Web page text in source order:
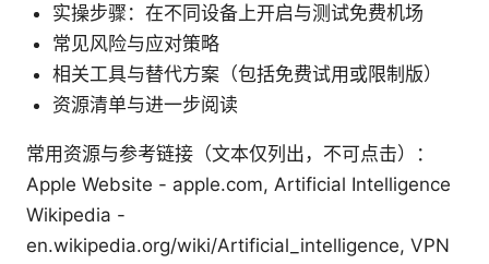
实操步骤：在不同设备上开启与测试免费机场
常见风险与应对策略
相关工具与替代方案（包括免费试用或限制版）
资源清单与进一步阅读
常用资源与参考链接（文本仅列出，不可点击）：
Apple Website - apple.com, Artificial Intelligence
Wikipedia -
en.wikipedia.org/wiki/Artificial_intelligence, VPN